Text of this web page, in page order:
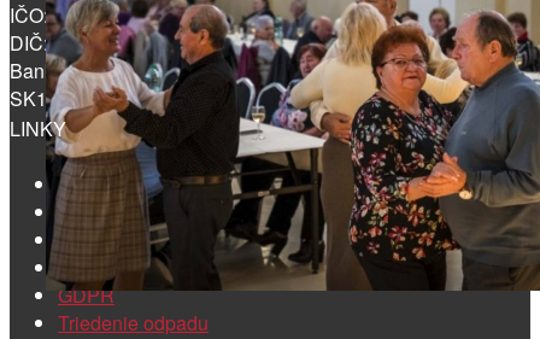
IČO: 00321737
DIČ: 2020618578
Bankové spojenie:
SK16 5600 0000 0003 9867 3001
LINKY
Aktuality
Kontakt
Starosta obce
Zverejňovanie
GDPR
Triedenie odpadu